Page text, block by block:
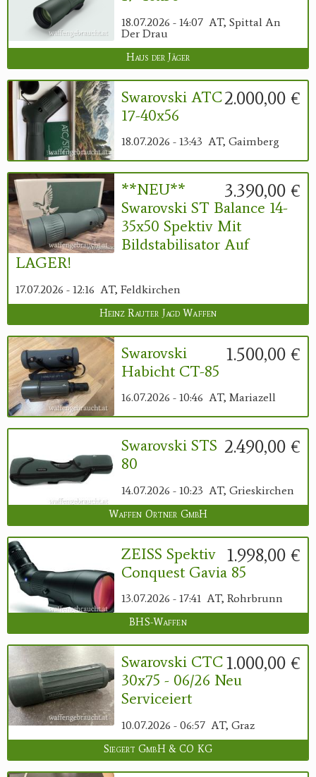
18.07.2026 - 14:07 AT, Spittal An
Der Drau
Haus der Jäger
2.000,00 €
Swarovski ATC
17-40x56
18.07.2026 - 13:43 AT, Gaimberg
3.390,00 €
**NEU**
Swarovski ST Balance 14-
35x50 Spektiv Mit
Bildstabilisator Auf
LAGER!
17.07.2026 - 12:16 AT, Feldkirchen
Heinz Rauter Jagd Waffen
1.500,00 €
Swarovski
Habicht CT-85
16.07.2026 - 10:46 AT, Mariazell
2.490,00 €
Swarovski STS
80
14.07.2026 - 10:23 AT, Grieskirchen
Waffen Ortner GmbH
1.998,00 €
ZEISS Spektiv
Conquest Gavia 85
13.07.2026 - 17:41 AT, Rohrbrunn
BHS-Waffen
1.000,00 €
Swarovski CTC
30x75 - 06/26 Neu
Serviceiert
10.07.2026 - 06:57 AT, Graz
Siegert GmbH & CO KG